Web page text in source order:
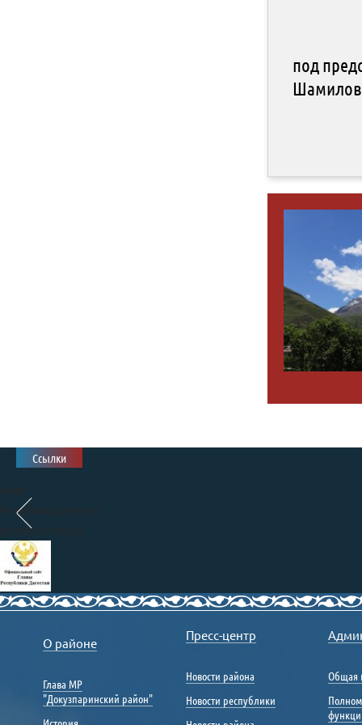
под
Ссылки
Республики Дагестан
president.e-dag.ru
Правительство
www.e-dag.ru
Единый портал государственных
и муниципальных услуг
gosuslugi.ru
О районе
Глава МР
"Докузпаринский район"
Пресс-центр
Новости района
Новости республики
Общая